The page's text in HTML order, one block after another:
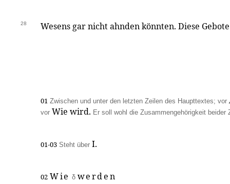
28 Wesens gar nicht ahnden könnten. Diese
01 Zwischen und unter den letzten Zeilen des Haupttextes; vor
vor Wie wird. Er soll wohl die Zusammengehörigkeit beider
01-03 Steht über I.
02 Wie δ werden